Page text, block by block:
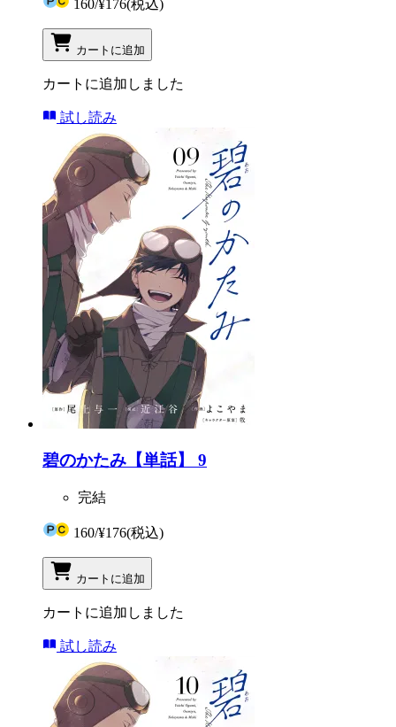
160/¥176(税込)
カートに追加
カートに追加しました
試し読み
碧のかたみ【単話】 9
完結
160/¥176(税込)
カートに追加
カートに追加しました
試し読み